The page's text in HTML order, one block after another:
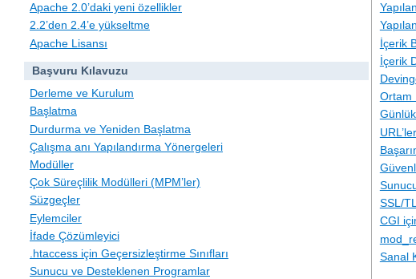
Apache 2.0’daki yeni özellikler
2.2’den 2.4’e yükseltme
Apache Lisansı
Başvuru Kılavuzu
Derleme ve Kurulum
Başlatma
Durdurma ve Yeniden Başlatma
Çalışma anı Yapılandırma Yönergeleri
Modüller
Çok Süreçlilik Modülleri (MPM’ler)
Süzgeçler
Eylemciler
İfade Çözümleyici
.htaccess için Geçersizleştirme Sınıfları
Sunucu ve Desteklenen Programlar
İçerik
İçerik
Ortam
SSL/
CGI
Sanal